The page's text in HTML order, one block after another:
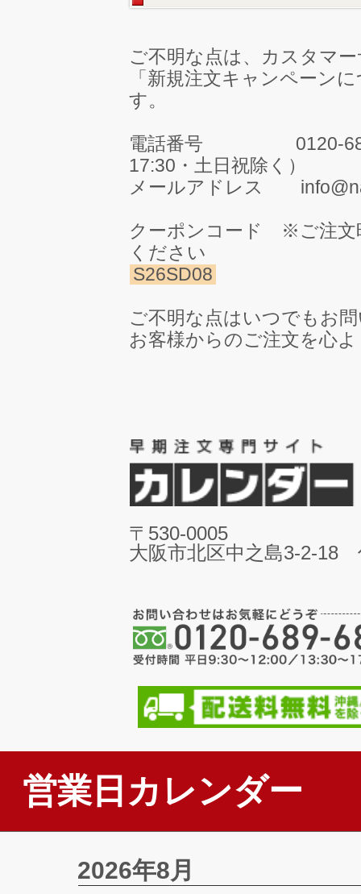
ご不明な点は、カスタマ
「新規注文キャンペーン
す。
電話番号 0120-689-
17:30・土日祝除く）
メールアドレス
クーポンコード ※ご注文
ください
S26SD08
ご不明な点はいつでもお
お客様からのご注文を心
〒530-0005
大阪市北区中之島3-2-18
営業日カレンダー
2026年8月